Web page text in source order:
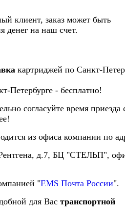
клиент, заказ может быть
денег на наш счет.
картриджей по Санкт-
Петербурге - бесплатно!
согласуйте время приезда
из офиса компании по
д.7, БЦ "СТЕЛЬП",
"EMS Почта России".
для Вас транспортной